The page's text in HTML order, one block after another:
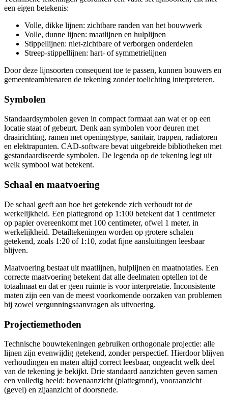
een eigen betekenis:
Volle, dikke lijnen: zichtbare randen van het bouwwerk
Volle, dunne lijnen: maatlijnen en hulplijnen
Stippellijnen: niet-zichtbare of verborgen onderdelen
Streep-stippellijnen: hart- of symmetrielijnen
Door deze lijnsoorten consequent toe te passen, kunnen bouwers en
gemeenteambtenaren de tekening zonder toelichting interpreteren.
Symbolen
Standaardsymbolen geven in compact formaat aan wat er op een
locatie staat of gebeurt. Denk aan symbolen voor deuren met
draairichting, ramen met openingstype, sanitair, trappen, radiatoren
en elektrapunten. CAD-software bevat uitgebreide bibliotheken met
gestandaardiseerde symbolen. De legenda op de tekening legt uit
welk symbool wat betekent.
Schaal en maatvoering
De schaal geeft aan hoe het getekende zich verhoudt tot de
werkelijkheid. Een plattegrond op 1:100 betekent dat 1 centimeter
op papier overeenkomt met 100 centimeter, ofwel 1 meter, in
werkelijkheid. Detailtekeningen worden op grotere schalen
getekend, zoals 1:20 of 1:10, zodat fijne aansluitingen leesbaar
blijven.
Maatvoering bestaat uit maatlijnen, hulplijnen en maatnotaties. Een
correcte maatvoering betekent dat alle deelmaten optellen tot de
totaalmaat en dat er geen ruimte is voor interpretatie. Inconsistente
maten zijn een van de meest voorkomende oorzaken van problemen
bij zowel vergunningsaanvragen als uitvoering.
Projectiemethoden
Technische bouwtekeningen gebruiken orthogonale projectie: alle
lijnen zijn evenwijdig getekend, zonder perspectief. Hierdoor blijven
verhoudingen en maten altijd correct leesbaar, ongeacht welk deel
van de tekening je bekijkt. Drie standaard aanzichten geven samen
een volledig beeld: bovenaanzicht (plattegrond), vooraanzicht
(gevel) en zijaanzicht of doorsnede.